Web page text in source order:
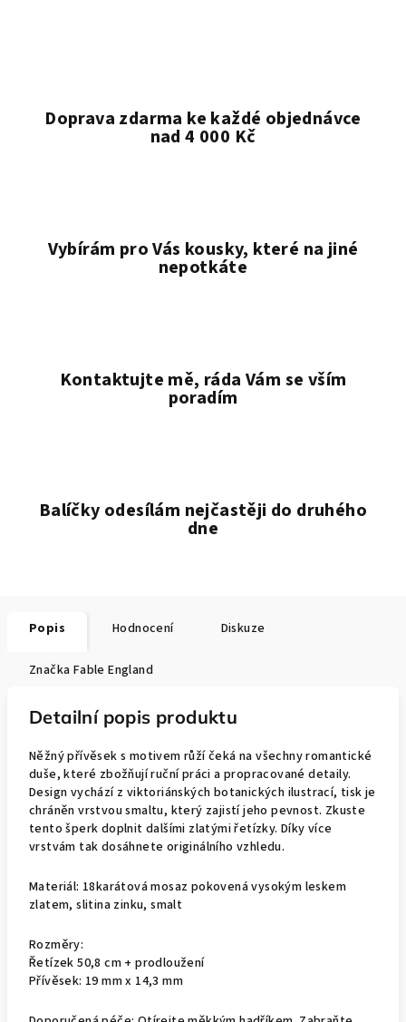
Doprava zdarma ke každé objednávce
nad 4 000 Kč
Vybírám pro Vás kousky, které na jiné
nepotkáte
Kontaktujte mě, ráda Vám se vším
poradím
Balíčky odesílám nejčastěji do druhého
dne
Popis Hodnocení Diskuze
Značka Fable England
Detailní popis produktu
Něžný přívěsek s motivem růží čeká na všechny romantické
duše, které zbožňují ruční práci a propracované detaily.
Design vychází z viktoriánských botanických ilustrací, tisk je
chráněn vrstvou smaltu, který zajistí jeho pevnost. Zkuste
tento šperk doplnit dalšími zlatými řetízky. Díky více
vrstvám tak dosáhnete originálního vzhledu.
Materiál: 18karátová mosaz pokovená vysokým leskem
zlatem, slitina zinku, smalt
Rozměry:
Řetízek 50,8 cm + prodloužení
Přívěsek: 19 mm x 14,3 mm